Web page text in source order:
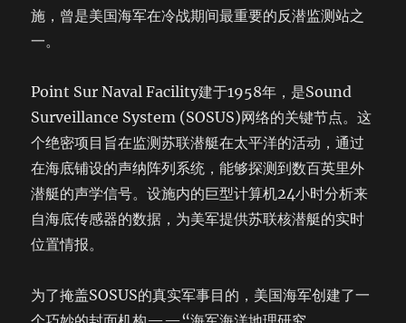
施，曾是美国海军在冷战期间最重要的反潜监测站之
一。
Point Sur Naval Facility建于1958年，是Sound
Surveillance System (SOSUS)网络的关键节点。这
个绝密项目旨在监测苏联潜艇在太平洋的活动，通过
在海底铺设的声纳阵列系统，能够探测到数百英里外
潜艇的声学信号。设施内的巨型计算机24小时分析来
自海底传感器的数据，为美军提供苏联核潜艇的实时
位置情报。
为了掩盖SOSUS的真实军事目的，美国海军创建了一